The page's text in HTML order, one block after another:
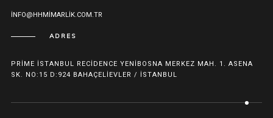
INFO@HHMIMARLIK.COM.TR
ADRES
PRIME İSTANBUL RECIDENCE YENIBOSNA MERKEZ MAH. 1. ASENA
SK. NO:15 D:924 BAHAÇELIEVLER / İSTANBUL